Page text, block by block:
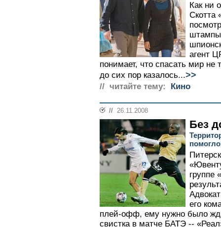
Как ни
Скотта
штампы
агент
понимает, что спасать мир не
до сих пор казалось...>>
// читайте тему: Кино
// 26.11.2008
Без
группе
его
плей-офф, ему нужно было
свистка в матче БАТЭ --